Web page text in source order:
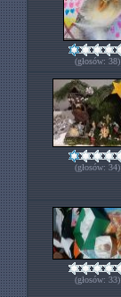
(głosów: 38)
(głosów: 34)
(głosów: 33)